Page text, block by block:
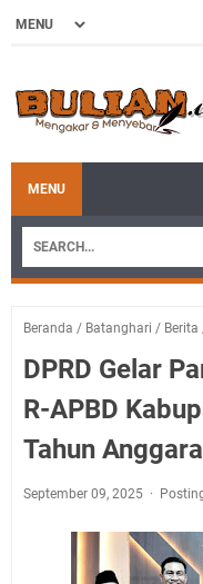
MENU
Beranda / Batanghari / Berita
DPRD Gelar
R-APBD
Tahun
September 09, 2025